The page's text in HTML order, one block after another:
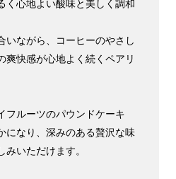
く心地よい酸味と美しく調和
いながら、コーヒーのやさし
爽快感が心地よく続くペアリ
フルーツのパウンドケーキ
になり、深みのある贅沢な味
いただけます。